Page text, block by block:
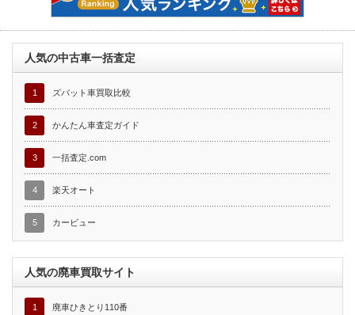
人気の中古車一括査定
1 ズバット車買取比較
2 かんたん車査定ガイド
3 一括査定.com
4 楽天オート
5 カービュー
人気の廃車買取サイト
1 廃車ひきとり110番